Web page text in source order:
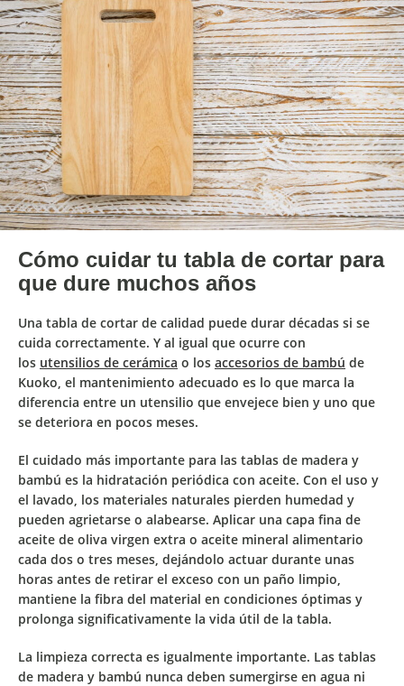
Cómo cuidar tu tabla de cortar para
que dure muchos años
Una tabla de cortar de calidad puede durar décadas si se
cuida correctamente. Y al igual que ocurre con
los utensilios de cerámica o los accesorios de bambú de
Kuoko, el mantenimiento adecuado es lo que marca la
diferencia entre un utensilio que envejece bien y uno que
se deteriora en pocos meses.
El cuidado más importante para las tablas de madera y
bambú es la hidratación periódica con aceite. Con el uso y
el lavado, los materiales naturales pierden humedad y
pueden agrietarse o alabearse. Aplicar una capa fina de
aceite de oliva virgen extra o aceite mineral alimentario
cada dos o tres meses, dejándolo actuar durante unas
horas antes de retirar el exceso con un paño limpio,
mantiene la fibra del material en condiciones óptimas y
prolonga significativamente la vida útil de la tabla.
La limpieza correcta es igualmente importante. Las tablas
de madera y bambú nunca deben sumergirse en agua ni